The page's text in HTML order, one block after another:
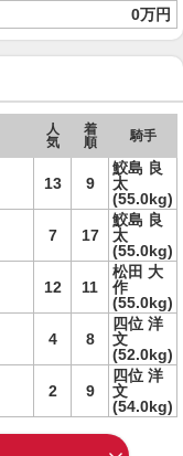
0万円
人
気
着
順
騎手
13 9
鮫島 良
太
(55.0kg)
7 17
鮫島 良
太
(55.0kg)
12 11
松田 大
作
(55.0kg)
4 8
四位 洋
文
(52.0kg)
2 9
四位 洋
文
(54.0kg)